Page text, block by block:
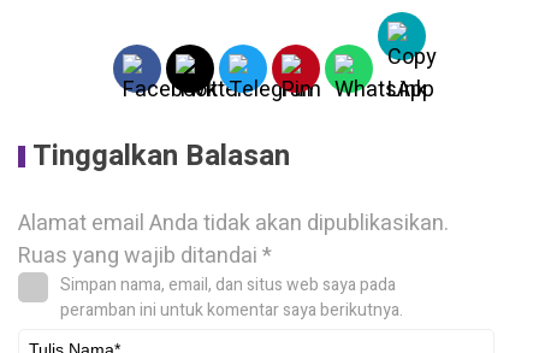
Tinggalkan Balasan
Alamat email Anda tidak akan dipublikasikan.
Ruas yang wajib ditandai*
Simpan nama, email, dan situs web saya pada
peramban ini untuk komentar saya berikutnya.